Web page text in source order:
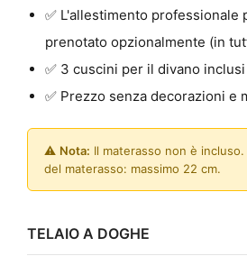
✅ L'allestimento professionale
prenotato opzionalmente (in
✅ 3 cuscini per il divano inclusi
✅ Prezzo senza decorazioni e
⚠️ Nota: Il materasso non è
del materasso: massimo 22 cm.
TELAIO A DOGHE